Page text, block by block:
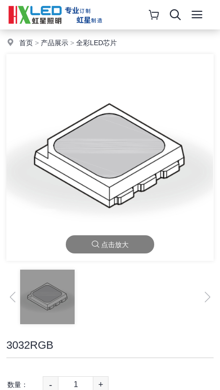
首页 > 产品展示 >全彩LED芯片
点击放大
3032RGB
数量： - +